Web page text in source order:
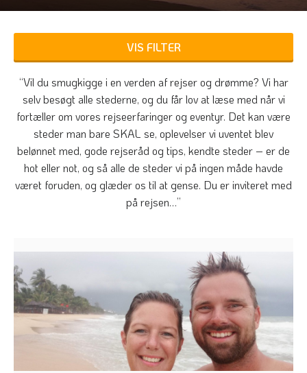
BESTIL REJSETILBUD
VIS FILTER
“Vil du smugkigge i en verden af rejser og drømme? Vi har
selv besøgt alle stederne, og du får lov at læse med når vi
fortæller om vores rejseerfaringer og eventyr. Det kan være
steder man bare SKAL se, oplevelser vi uventet blev
belønnet med, gode rejseråd og tips, kendte steder – er de
hot eller not, og så alle de steder vi på ingen måde havde
været foruden, og glæder os til at gense. Du er inviteret med
på rejsen…”